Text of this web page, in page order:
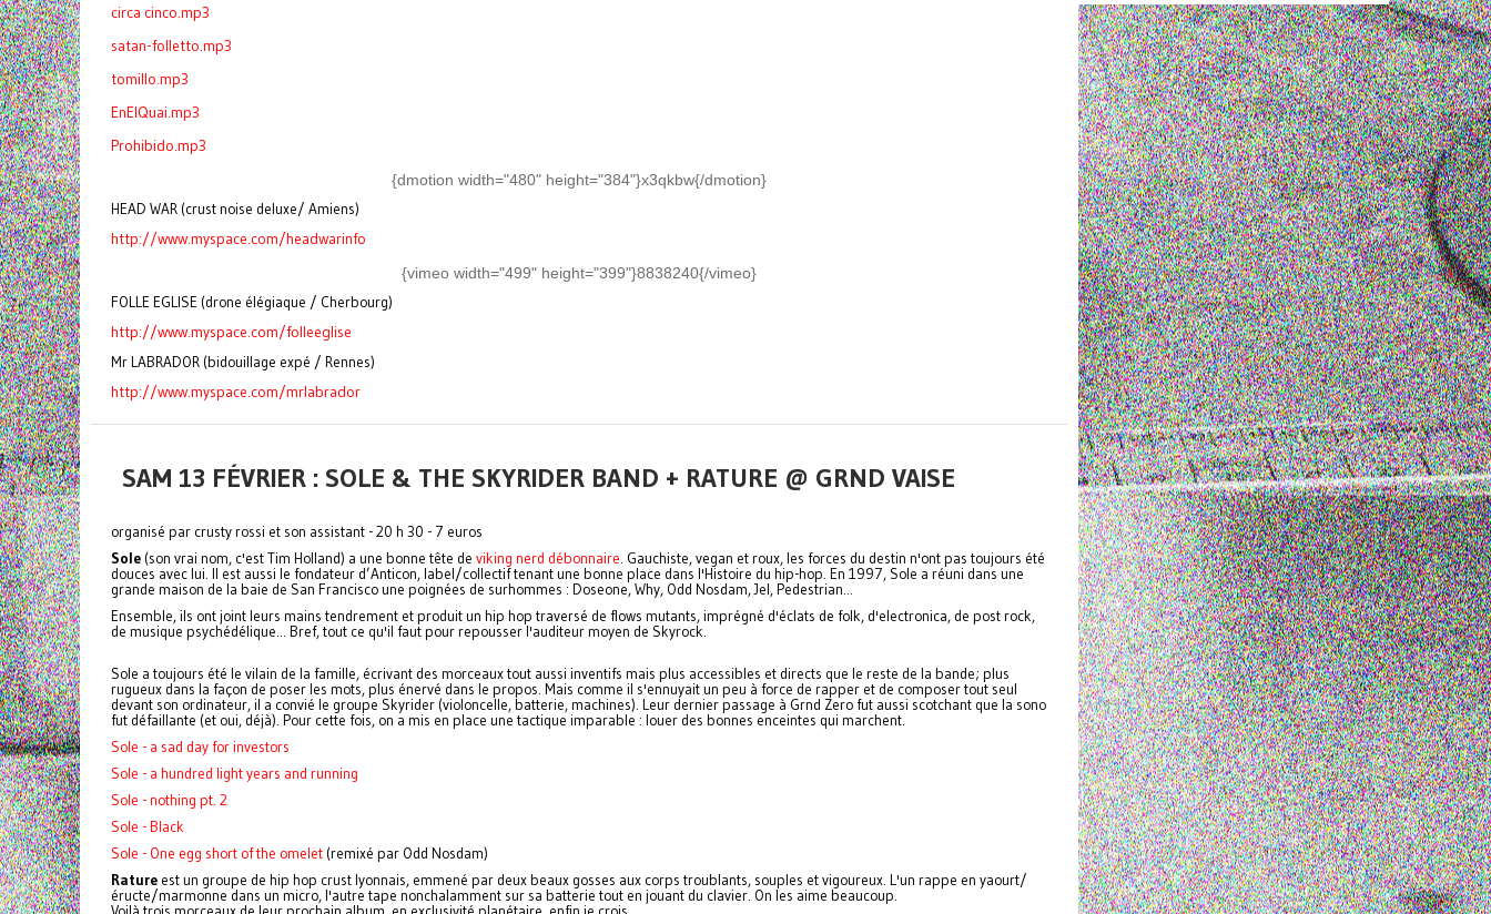
circa cinco.mp3
satan-folletto.mp3
tomillo.mp3
EnElQuai.mp3
Prohibido.mp3
{dmotion width="480" height="384"}x3qkbw{/dmotion}
HEAD WAR (crust noise deluxe/ Amiens)
http://www.myspace.com/headwarinfo
{vimeo width="499" height="399"}8838240{/vimeo}
FOLLE EGLISE (drone élégiaque / Cherbourg)
http://www.myspace.com/folleeglise
Mr LABRADOR (bidouillage expé / Rennes)
http://www.myspace.com/mrlabrador
SAM 13 FÉVRIER : SOLE & THE SKYRIDER BAND + RATURE @ GRND VAISE
organisé par crusty rossi et son assistant - 20 h 30 - 7 euros
Sole (son vrai nom, c'est Tim Holland) a une bonne tête de viking nerd débonnaire. Gauchiste, vegan et roux, les forces du destin n'ont pas toujours été
douces avec lui. Il est aussi le fondateur d’Anticon, label/collectif tenant une bonne place dans l'Histoire du hip-hop. En 1997, Sole a réuni dans une
grande maison de la baie de San Francisco une poignées de surhommes : Doseone, Why, Odd Nosdam, Jel, Pedestrian...
Ensemble, ils ont joint leurs mains tendrement et produit un hip hop traversé de flows mutants, imprégné d'éclats de folk, d'electronica, de post rock,
de musique psychédélique... Bref, tout ce qu'il faut pour repousser l'auditeur moyen de Skyrock.
Sole a toujours été le vilain de la famille, écrivant des morceaux tout aussi inventifs mais plus accessibles et directs que le reste de la bande; plus
rugueux dans la façon de poser les mots, plus énervé dans le propos. Mais comme il s'ennuyait un peu à force de rapper et de composer tout seul
devant son ordinateur, il a convié le groupe Skyrider (violoncelle, batterie, machines). Leur dernier passage à Grnd Zero fut aussi scotchant que la sono
fut défaillante (et oui, déjà). Pour cette fois, on a mis en place une tactique imparable : louer des bonnes enceintes qui marchent.
Sole - a sad day for investors
Sole - a hundred light years and running
Sole - nothing pt. 2
Sole - Black
Sole - One egg short of the omelet (remixé par Odd Nosdam)
Rature est un groupe de hip hop crust lyonnais, emmené par deux beaux gosses aux corps troublants, souples et vigoureux. L'un rappe en yaourt/
éructe/marmonne dans un micro, l'autre tape nonchalamment sur sa batterie tout en jouant du clavier. On les aime beaucoup.